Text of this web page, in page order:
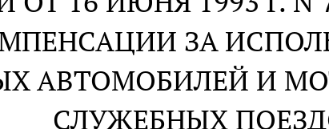
ЗА
АВТОМОБИЛЕЙ И
СЛУЖЕБНЫХ